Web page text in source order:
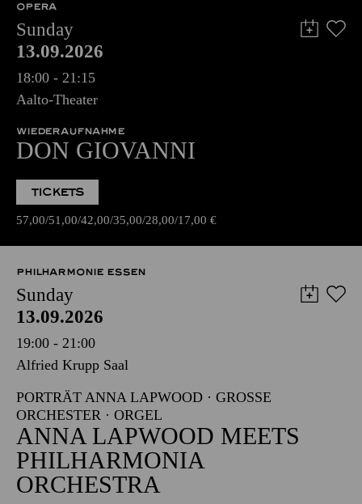
OPERA
Sunday
13.09.2026
18:00 - 21:15
Aalto-Theater
WIEDERAUFNAHME
DON GIOVANNI
TICKETS
57,00 51,00 42,00 35,00 28,00 17,00 €
PHILHARMONIE ESSEN
Sunday
13.09.2026
19:00 - 21:00
Alfried Krupp Saal
PORTRÄT ANNA LAPWOOD · GROSSE O
RCHESTER · ORGEL
ANNA LAPWOOD MEETS
PHILHARMONIA
ORCHESTRA